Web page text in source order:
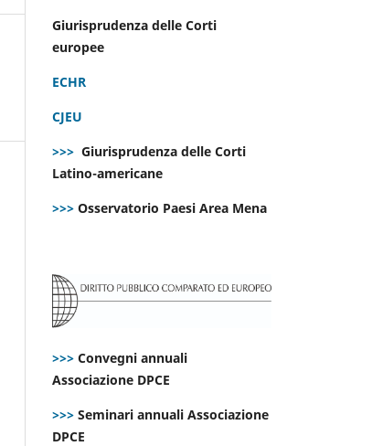
Giurisprudenza delle Corti
europee
ECHR
CJEU
>>> Giurisprudenza delle Corti
Latino-americane
>>> Osservatorio Paesi Area Mena
>>> Convegni annuali
Associazione DPCE
>>> Seminari annuali Associazione
DPCE